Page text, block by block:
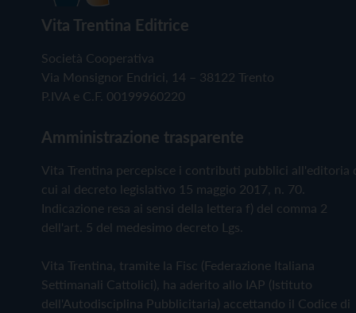
Vita Trentina Editrice
Società Cooperativa
Via Monsignor Endrici, 14 – 38122 Trento
P.IVA e C.F. 00199960220
Amministrazione trasparente
Vita Trentina percepisce i contributi pubblici all'editoria
cui al decreto legislativo 15 maggio 2017, n. 70.
Indicazione resa ai sensi della lettera f) del comma 2
dell'art. 5 del medesimo decreto Lgs.
Vita Trentina, tramite la Fisc (Federazione Italiana
Settimanali Cattolici), ha aderito allo IAP (Istituto
dell'Autodisciplina Pubblicitaria) accettando il Codice di